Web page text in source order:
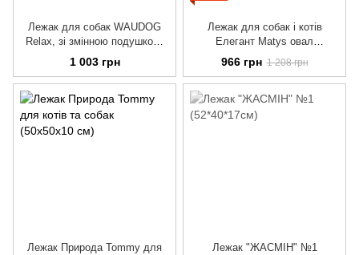
Лежак для собак WAUDOG
Relax, зі змінною подушкою,
малюнок "Бетмен 2"
1 003 грн
Лежак для собак і котів
Елегант Matys овал
коричневий №1 32*42*12см
966 грн 1 208 грн
Лежак Природа Tommy для
Лежак "ЖАСМІН" №1